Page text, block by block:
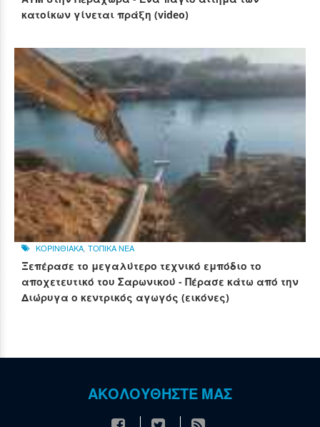
κατοίκων γίνεται πράξη (video)
ΚΟΡΙΝΘΙΑΚΑ, ΤΟΠΙΚΑ ΝΕΑ
Ξεπέρασε το μεγαλύτερο τεχνικό εμπόδιο το
αποχετευτικό του Σαρωνικού - Πέρασε κάτω από την
Διώρυγα ο κεντρικός αγωγός (εικόνες)
ΑΚΟΛΟΥΘΗΣΤΕ ΜΑΣ